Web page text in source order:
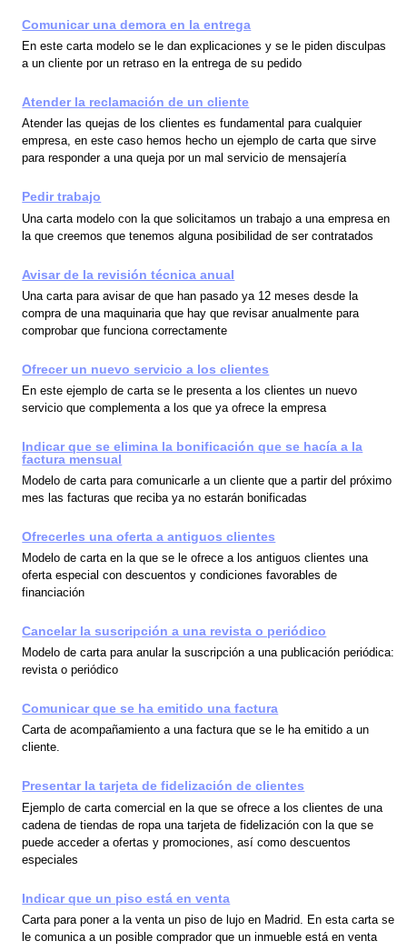
Comunicar una demora en la entrega
En este carta modelo se le dan explicaciones y se le piden disculpas
a un cliente por un retraso en la entrega de su pedido
Atender la reclamación de un cliente
Atender las quejas de los clientes es fundamental para cualquier
empresa, en este caso hemos hecho un ejemplo de carta que sirve
para responder a una queja por un mal servicio de mensajería
Pedir trabajo
Una carta modelo con la que solicitamos un trabajo a una empresa en
la que creemos que tenemos alguna posibilidad de ser contratados
Avisar de la revisión técnica anual
Una carta para avisar de que han pasado ya 12 meses desde la
compra de una maquinaria que hay que revisar anualmente para
comprobar que funciona correctamente
Ofrecer un nuevo servicio a los clientes
En este ejemplo de carta se le presenta a los clientes un nuevo
servicio que complementa a los que ya ofrece la empresa
Indicar que se elimina la bonificación que se hacía a la
factura mensual
Modelo de carta para comunicarle a un cliente que a partir del próximo
mes las facturas que reciba ya no estarán bonificadas
Ofrecerles una oferta a antiguos clientes
Modelo de carta en la que se le ofrece a los antiguos clientes una
oferta especial con descuentos y condiciones favorables de
financiación
Cancelar la suscripción a una revista o periódico
Modelo de carta para anular la suscripción a una publicación periódica:
revista o periódico
Comunicar que se ha emitido una factura
Carta de acompañamiento a una factura que se le ha emitido a un
cliente.
Presentar la tarjeta de fidelización de clientes
Ejemplo de carta comercial en la que se ofrece a los clientes de una
cadena de tiendas de ropa una tarjeta de fidelización con la que se
puede acceder a ofertas y promociones, así como descuentos
especiales
Indicar que un piso está en venta
Carta para poner a la venta un piso de lujo en Madrid. En esta carta se
le comunica a un posible comprador que un inmueble está en venta